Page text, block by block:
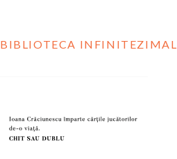
BIBLIOTECA INFINITEZIMAL